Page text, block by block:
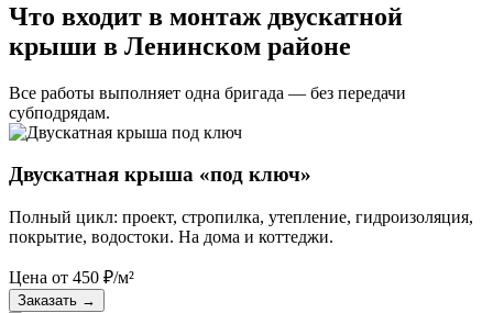
Что входит в монтаж двускатной
крыши в Ленинском районе
Все работы выполняет одна бригада — без передачи
субподрядам.
Двускатная крыша «под ключ»
Полный цикл: проект, стропилка, утепление, гидроизоляция,
покрытие, водостоки. На дома и коттеджи.
Цена от 450 ₽/м²
Заказать →